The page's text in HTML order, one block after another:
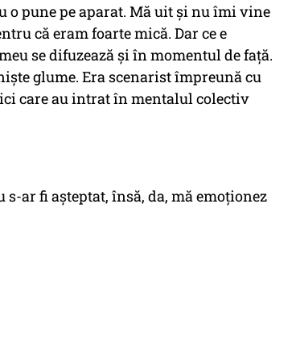
o pune pe aparat. Mă uit și nu îmi vine
că eram foarte mică. Dar ce e
se difuzează și în momentul de față.
glume. Era scenarist împreună cu
care au intrat în mentalul colectiv
s-ar fi așteptat, însă, da, mă emoționez